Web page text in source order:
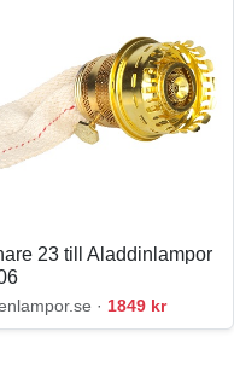
23 till Aladdinlampor
· 1849 kr